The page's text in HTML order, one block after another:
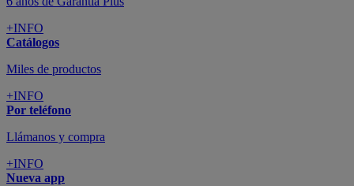
+INFO
Catálogos
Miles de productos
+INFO
Por teléfono
Llámanos y compra
+INFO
Nueva app